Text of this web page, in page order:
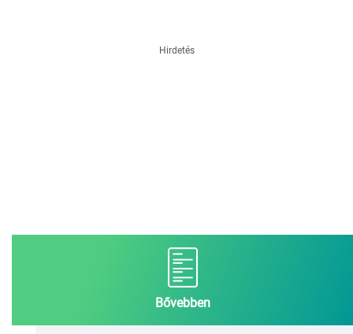
Hirdetés
Bővebben